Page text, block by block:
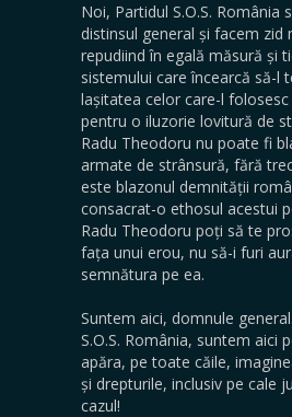
Noi, Partidul S.O.S. România
distinsul general și facem zid
repudiind în egală măsură și
sistemului care încearcă să-l
lașitatea celor care-l folosesc
pentru o iluzorie lovitură de
Radu Theodoru nu poate fi
armate de strânsură, fără
este blazonul demnității
consacrat-o ethosul acestui
Radu Theodoru poți să te
fața unui erou, nu să-i furi
semnătura pe ea.
Suntem aici, domnule
S.O.S. România, suntem aici
apăra, pe toate căile,
și drepturile, inclusiv pe cale
cazul!